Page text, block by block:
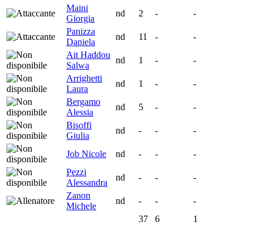
Maini
Giorgia
nd 2 -
-
Panizza
Daniela
nd 11 -
-
Ait Haddou
Salwa
nd 1 -
-
Arrighetti
Laura
nd 1 -
-
Bergamo
Alessia
nd 5 -
-
Bisoffi
Giulia
nd - - -
Job Nicole nd - -
-
Pezzi
Alessandra
nd - -
-
Zanon
Michele
nd - -
-
37
6
1